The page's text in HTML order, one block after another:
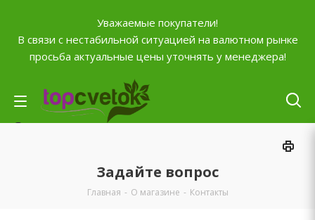
Уважаемые покупатели!
В связи с нестабильной ситуацией на валютном рынке
просьба актуальные цены уточнять у менеджера!
Отложенные
Задайте вопрос
Главная - О магазине - Контакты